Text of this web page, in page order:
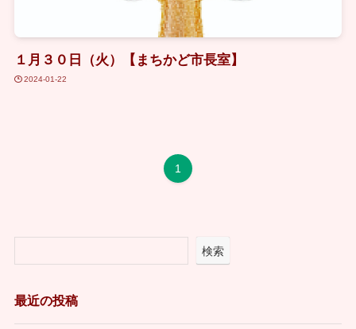
１月３０日（火）【まちかど市長室】
2024-01-22
1
検索
最近の投稿